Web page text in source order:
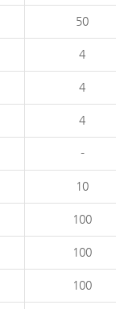
50
4
4
4
-
10
100
100
100